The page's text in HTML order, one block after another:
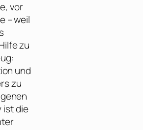
vor
– weil
zu
und
zu
ist die